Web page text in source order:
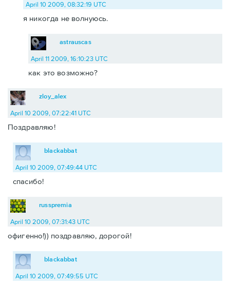
April 10 2009, 08:32:19 UTC
я никогда не волнуюсь.
astrauscas
April 11 2009, 16:10:23 UTC
как это возможно?
zloy_alex
April 10 2009, 07:22:41 UTC
Поздравляю!
blackabbat
April 10 2009, 07:49:44 UTC
спасибо!
russpremia
April 10 2009, 07:31:43 UTC
офигенно!)) поздравляю, дорогой!
blackabbat
April 10 2009, 07:49:55 UTC